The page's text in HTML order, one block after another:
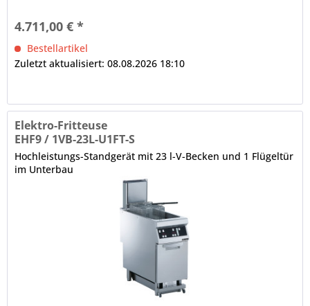
4.711,00 € *
Bestellartikel
Zuletzt aktualisiert: 08.08.2026 18:10
Elektro-Fritteuse
EHF9 / 1VB-23L-U1FT-S
Hochleistungs-Standgerät mit 23 l-V-Becken und 1 Flügeltür
im Unterbau